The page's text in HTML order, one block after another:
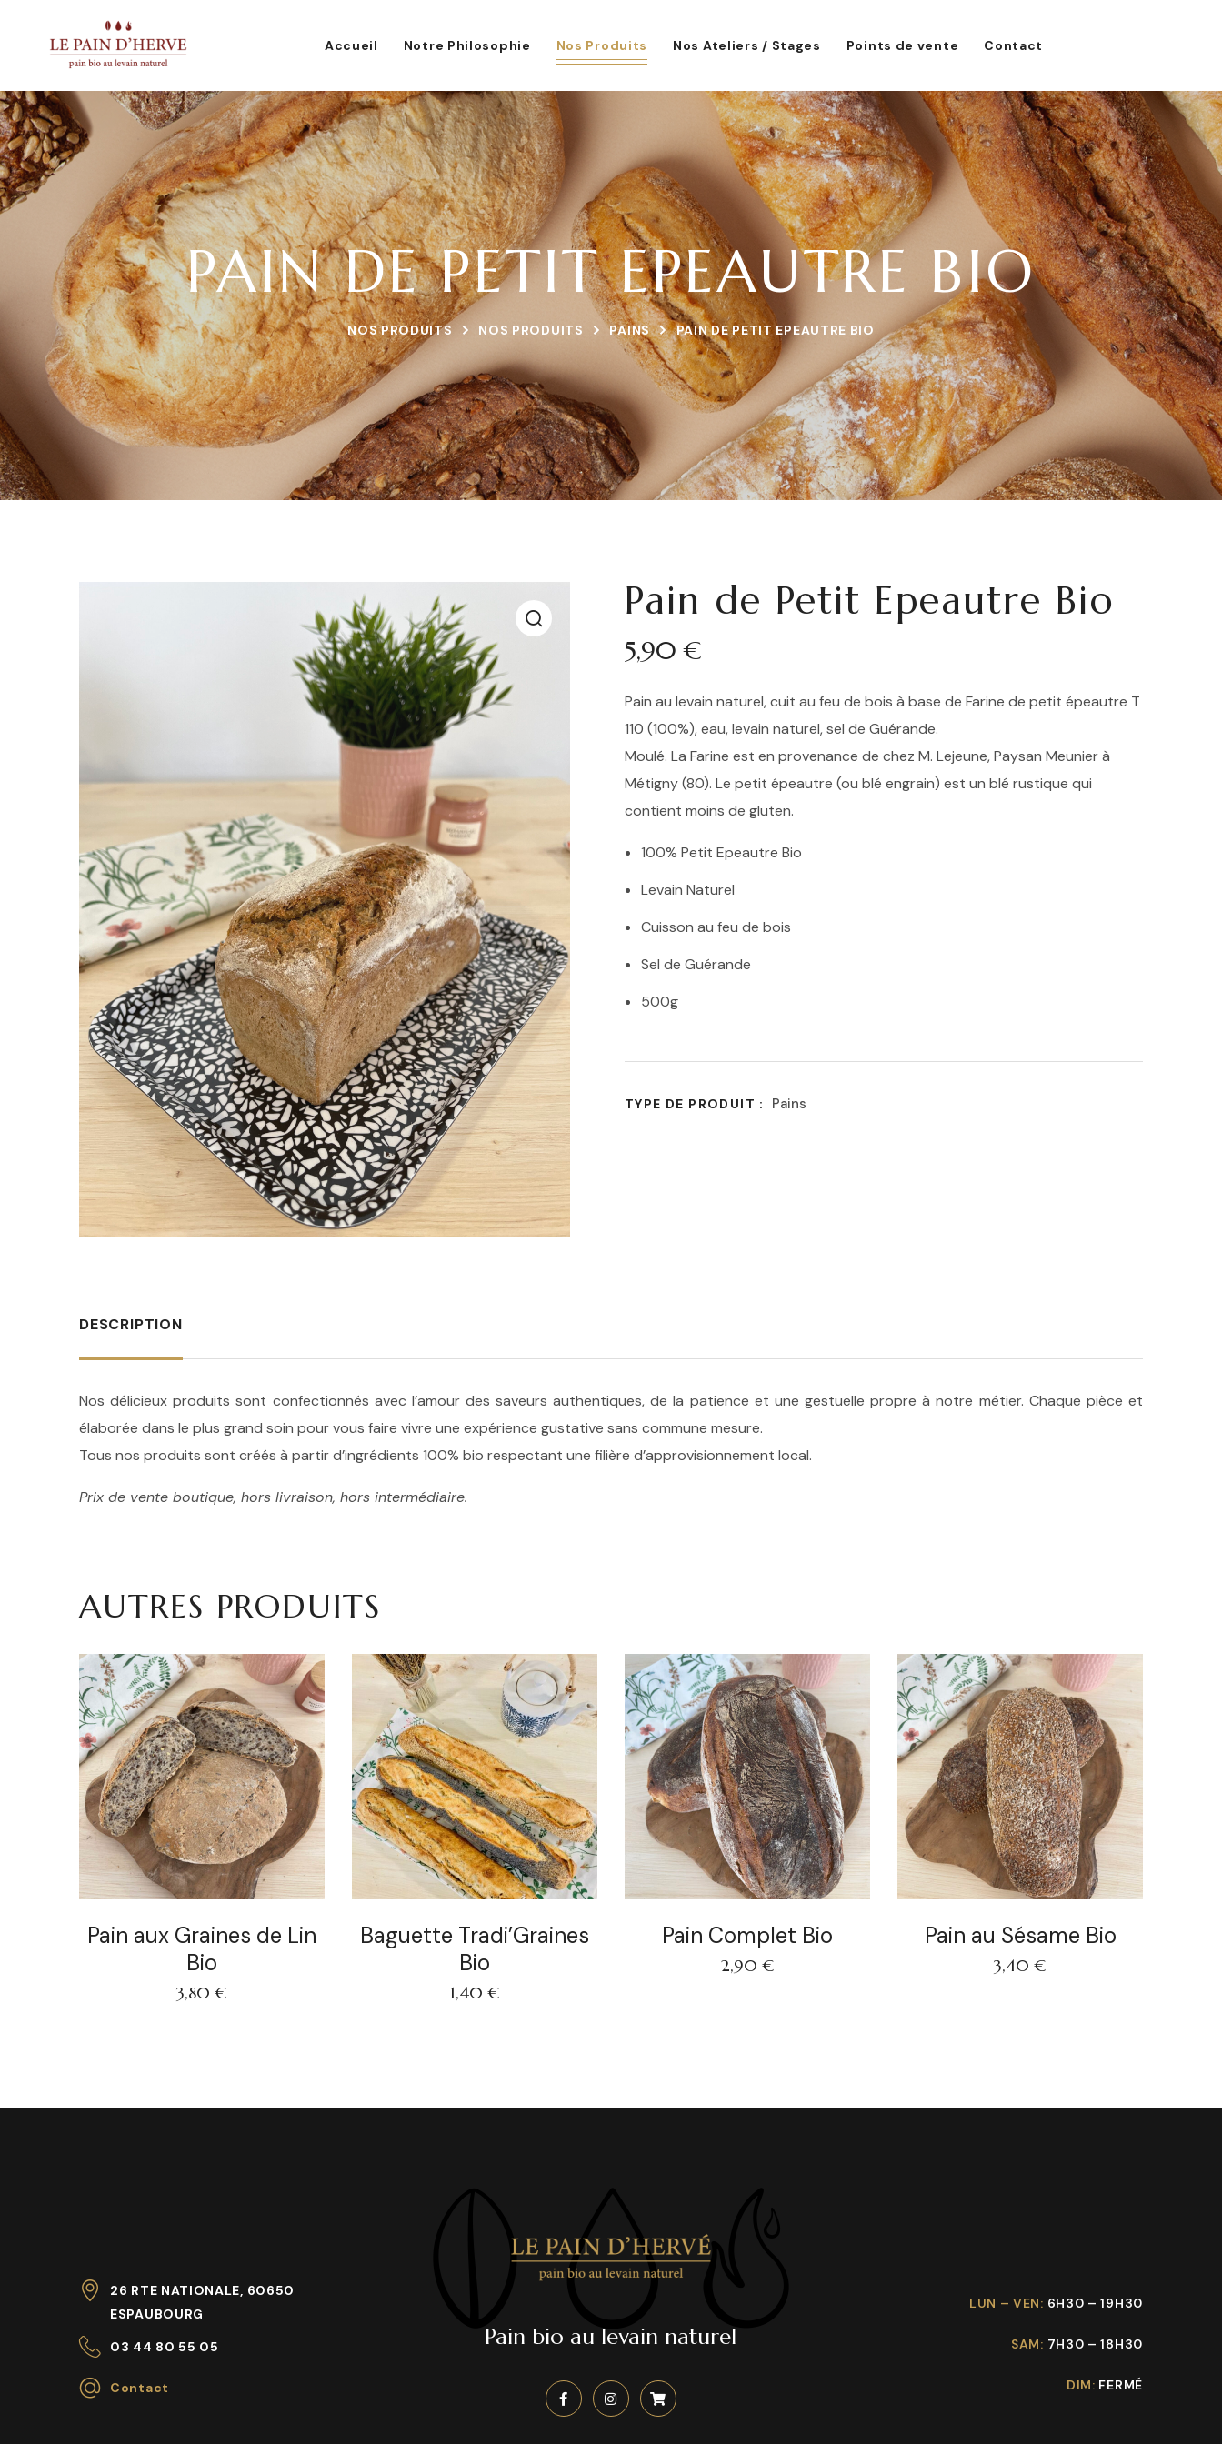
Accueil Notre Philosophie Nos Produits Nos Ateliers / Stages Points de vente Contact
PAIN DE PETIT EPEAUTRE BIO
NOS PRODUITS NOS PRODUITS PAINS PAIN DE PETIT EPEAUTRE BIO
Pain de Petit Epeautre Bio
5,90€
Pain au levain naturel, cuit au feu de bois à base de Farine de petit épeautre T
110 (100%), eau, levain naturel, sel de Guérande.
Moulé. La Farine est en provenance de chez M. Lejeune, Paysan Meunier à
Métigny (80). Le petit épeautre (ou blé engrain) est un blé rustique qui
contient moins de gluten.
100% Petit Epeautre Bio
Levain Naturel
Cuisson au feu de bois
Sel de Guérande
500g
TYPE DE PRODUIT : Pains
DESCRIPTION
Nos délicieux produits sont confectionnés avec l’amour des saveurs authentiques, de la patience et une gestuelle propre à notre métier. Chaque pièce et
élaborée dans le plus grand soin pour vous faire vivre une expérience gustative sans commune mesure.
Tous nos produits sont créés à partir d’ingrédients 100% bio respectant une filière d’approvisionnement local.
Prix de vente boutique, hors livraison, hors intermédiaire.
AUTRES PRODUITS
Pain aux Graines de Lin
Bio
3,80 €
Baguette Tradi’Graines
Bio
1,40 €
Pain Complet Bio
2,90 €
Pain au Sésame Bio
3,40 €
26 RTE NATIONALE, 60650
ESPAUBOURG
03 44 80 55 05
Contact
Pain bio au levain naturel
LUN – VEN: 6H30 – 19H30
SAM: 7H30 – 18H30
DIM: FERMÉ